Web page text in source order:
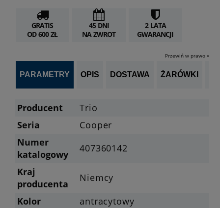
GRATIS
OD 600 ZŁ
45 DNI
NA ZWROT
2 LATA
GWARANCJI
Przewiń w prawo »
PARAMETRY OPIS DOSTAWA ŻARÓWKI
Producent
Trio
Seria
Cooper
Numer
katalogowy
407360142
Kraj
producenta
Niemcy
Kolor
antracytowy